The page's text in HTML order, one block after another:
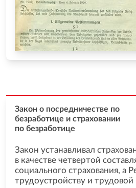
Закон о посредничестве по
безработице и страховании
по безработице
Закон устанавливал
в качестве четвертой
социального страхования, а
трудоустройству и